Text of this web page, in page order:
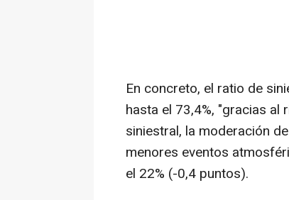
En concreto, el ratio de
hasta el 73,4%, "gracias
siniestral, la moderación
menores eventos
el 22% (-0,4 puntos).